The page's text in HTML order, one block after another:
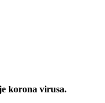
korona virusa.